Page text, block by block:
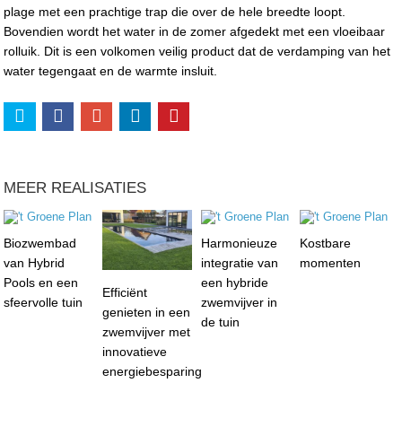
plage met een prachtige trap die over de hele breedte loopt.
Bovendien wordt het water in de zomer afgedekt met een vloeibaar
rolluik. Dit is een volkomen veilig product dat de verdamping van het
water tegengaat en de warmte insluit.
MEER REALISATIES
Biozwembad
van Hybrid
Pools en een
sfeervolle tuin
Efficiënt
genieten in een
zwemvijver met
innovatieve
energiebesparing
Harmonieuze
integratie van
een hybride
zwemvijver in
de tuin
Kostbare
momenten